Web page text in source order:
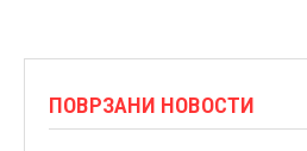
ПОВРЗАНИ НОВОСТИ